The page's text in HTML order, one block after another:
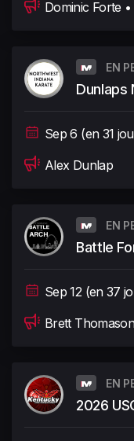
Dominic Forte
EN
Dunlaps
Sep 6 (en 31
Alex Dunlap
EN
Battle
Sep 12 (en 37
Brett
EN
2026